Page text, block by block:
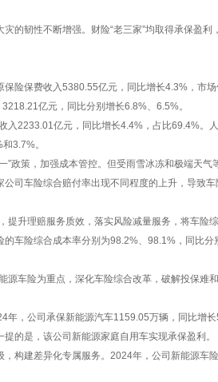
的韧性不断增强。财险“老三家”均取得承保盈利
险保费收入5380.55亿元，同比增长4.3%，市
亿元，同比分别增长6.8%、6.5%。
入2233.01亿元，同比增长4.4%，占比69.4%。
3.7%。
政策，加强成本管控。但受雨雪冰冻和极端天气
司车险综合赔付率出现不同程度的上升，导致车
升理赔服务质效，落实风险减量服务，将车险
车险综合成本率分别为98.2%、98.1%，同比
车险为重点，深化车险综合改革，破解投保难
年，公司承保新能源汽车1159.05万辆，同比增
的是，该公司新能源家庭自用车实现承保盈利。
构建差异化专属服务。2024年，公司新能源车